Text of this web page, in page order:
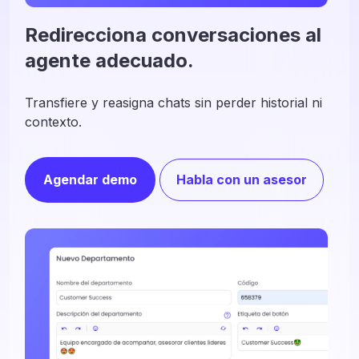
Redirecciona conversaciones al
agente adecuado.
Transfiere y reasigna chats sin perder historial ni
contexto.
Agendar demo Habla con un asesor